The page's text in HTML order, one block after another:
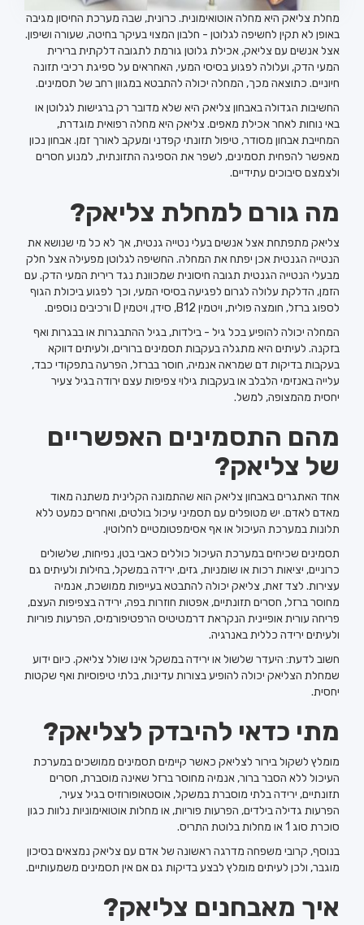
מחלת צליאק היא מחלה אוטואימונית. כרונית, שבה מערכת החיסון מגיבה
באופן לא תקין לחשיפה לגלוטן - חלבון המצוי בעיקר בחיטה, שעורה ושיפון.
אצל אנשים עם צליאק, אכילת גלוטן גורמת לתגובה דלקתית ברירית
המעי הדק, ועלולה לפגוע בסיסי המעי, האחראים על ספיגת רכיבי תזונה
חיוניים. כתוצאה מכך, המחלה יכולה להתבטא במגוון רחב של תסמינים.
החשיבות הגדולה באבחון צליאק היא שלא מדובר רק ברגישות לגלוטן או
באי נוחות לאחר אכילת מאפים. צליאק היא מחלה רפואית מוגדרת,
המחייבת אבחון מסודר, טיפול תזונתי קפדני ומעקב לאורך זמן. אבחון נכון
מאפשר להפחית תסמינים, לשפר את הספיגה התזונתית, למנוע חסרים
ולצמצם סיבוכים עתידיים.
מה גורם למחלת צליאק?
צליאק מתפתחת אצל אנשים בעלי נטייה גנטית, אך לא כל מי שנושא את
הנטייה הגנטית אכן יפתח את המחלה. החשיפה לגלוטן מפעילה אצל חלק
מבעלי הנטייה הגנטית תגובה חיסונית שמכוונת נגד רירית המעי הדק. עם
הזמן, הדלקת עלולה לגרום לפגיעה בסיסי המעי, וכך לפגוע ביכולת הגוף
לספוג ברזל, חומצה פולית, ויטמין B12, סידן, ויטמין D ורכיבים נוספים.
המחלה יכולה להופיע בכל גיל - בילדות, בגיל ההתבגרות או בבגרות ואף
בזקנה. לעיתים היא מתגלה בעקבות תסמינים ברורים, ולעיתים דווקא
בעקבות בדיקות דם שמראה אנמיה, חוסר בברזל, הפרעה בתפקודי כבד,
עלייה באנזימי הלבלב או בעקבות גילוי צפיפות עצם ירודה בגיל צעיר
יחסית מהמצופה, למשל.
מהם התסמינים האפשריים
של צליאק?
אחד האתגרים באבחון צליאק הוא שהתמונה הקלינית משתנה מאוד
מאדם לאדם. יש מטופלים עם תסמיני עיכול בולטים, ואחרים כמעט ללא
תלונות במערכת העיכול או אף אסימפטומטיים לחלוטין.
תסמינים שכיחים במערכת העיכול כוללים כאבי בטן, נפיחות, שלשולים
כרוניים, יציאות רכות או שומניות, גזים, ירידה במשקל, בחילות ולעיתים גם
עצירות. לצד זאת, צליאק יכולה להתבטא בעייפות ממושכת, אנמיה
מחוסר ברזל, חסרים תזונתיים, אפטות חוזרות בפה, ירידה בצפיפות העצם,
פריחה עורית אופיינית הנקראת דרמטיטיס הרפטיפורמיס, הפרעות פוריות
ולעיתים ירידה כללית באנרגיה.
חשוב לדעת: היעדר שלשול או ירידה במשקל אינו שולל צליאק. כיום ידוע
שמחלת הצליאק יכולה להופיע בצורות עדינות, בלתי טיפוסיות ואף שקטות
יחסית.
מתי כדאי להיבדק לצליאק?
מומלץ לשקול בירור לצליאק כאשר קיימים תסמינים ממושכים במערכת
העיכול ללא הסבר ברור, אנמיה מחוסר ברזל שאינה מוסברת, חסרים
תזונתיים, ירידה בלתי מוסברת במשקל, אוסטאופורוזיס בגיל צעיר,
הפרעות גדילה בילדים, הפרעות פוריות, או מחלות אוטואימוניות נלוות כגון
סוכרת סוג 1 או מחלות בלוטת התריס.
בנוסף, קרובי משפחה מדרגה ראשונה של אדם עם צליאק נמצאים בסיכון
מוגבר, ולכן לעיתים מומלץ לבצע בדיקות גם אם אין תסמינים משמעותיים.
איך מאבחנים צליאק?